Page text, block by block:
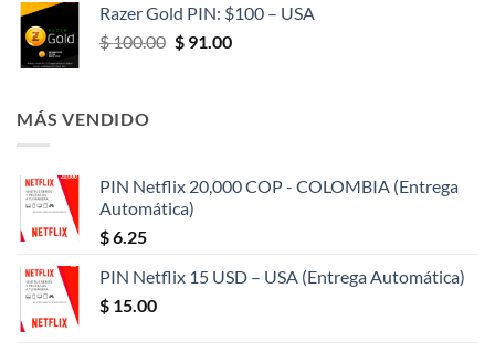
era:
$ 50.00.
es:
$ 47.00.
Razer Gold PIN: $100 – USA
$100.00 El
$91.00El
MÁS VENDIDO
PIN Netflix 20,000 COP - COLOMBIA (Entrega
Automática)
$6.25
PIN Netflix 15 USD – USA (Entrega Automática)
$ 15.00